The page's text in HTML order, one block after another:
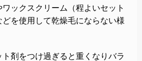
ックスクリーム（程よいセット
を使用して乾燥毛にならない様
剤をつけ過ぎると重くなりバラ